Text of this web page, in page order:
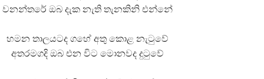
පද පෙළ
වනන්තරේ ඔබ දැක නැති තැනකිනි එන්නේ
හමන තාලයටද ගහේ අතු කොළ නැටුවේ
අතරමගදි ඔබ එන විට මොනවද දුටුවේ